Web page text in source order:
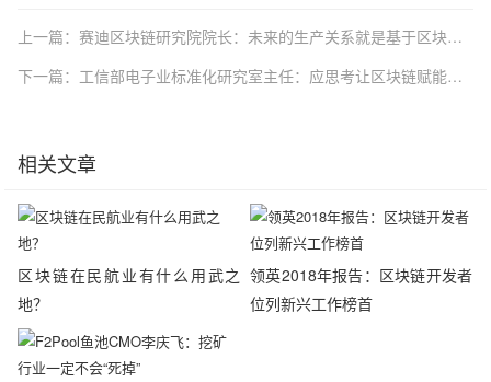
上一篇：赛迪区块链研究院院长：未来的生产关系就是基于区块链技术的
下一篇：工信部电子业标准化研究室主任：应思考让区块链赋能实体经济
相关文章
区块链在民航业有什么用武之
地？
领英2018年报告：区块链开发者
位列新兴工作榜首